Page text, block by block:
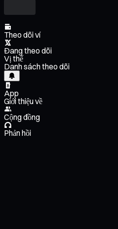
Theo dõi ví
Đang theo dõi
Vị thế
Danh sách theo dõi
App
Giới thiệu về
Cộng đồng
Phản hồi